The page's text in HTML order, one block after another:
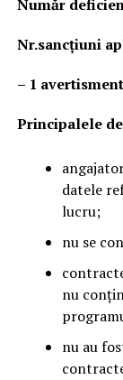
Număr
Nr.sancțiuni
–1 avertisment
Principalele
datele
lucru;
nu se
nu
nu au